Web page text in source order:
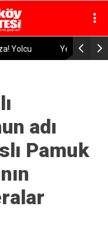
Sürüyor: Prof. Dr.
adı
Pamuk